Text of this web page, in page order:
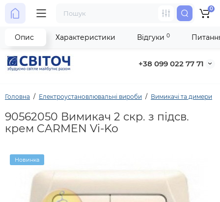
+38 099 022 77 71
0
Головна Електроустановлювальні вироби Вимикачі та димери
90562050 Вимикач 2 скр. з підсв.
крем CARMEN Vi-Ko
Новинка
Опис Характеристики Відгуки 0